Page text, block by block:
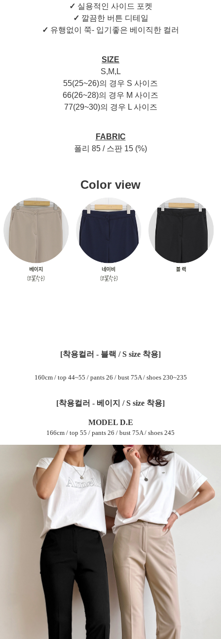
✓ 실용적인 사이드 포켓
✓ 깔끔한 버튼 디테일
✓ 유행없이 쭉- 입기좋은 베이직한 컬러
SIZE
S,M,L
55(25~26)의 경우 S 사이즈
66(26~28)의 경우 M 사이즈
77(29~30)의 경우 L 사이즈
FABRIC
폴리 85 / 스판 15 (%)
Color view
[착용컬러 - 블랙 / S size 착용]
160cm / top 44~55 / pants 26 / bust 75A / shoes 230~235
[착용컬러 - 베이지 / S size 착용]
MODEL D.E
166cm / top 55 / pants 26 / bust 75A / shoes 245